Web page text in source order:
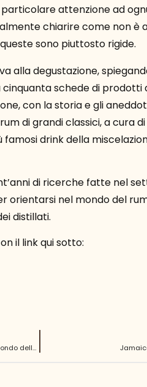
attenzione ad
chiarire come non è
sono piuttosto rigide.
alla degustazione,
schede di prodotti
con la storia e gli
di grandi classici, a cura
drink della
di ricerche fatte nel
orientarsi nel mondo del
distillati.
il link qui sotto:
Il Grande libro dei Rum, l’atlante per navigare nel mondo della canna da zucchero